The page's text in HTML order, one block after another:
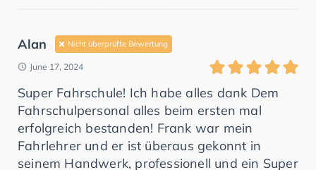
Alan Nicht überprüfte Bewertung
June 17, 2024
Super Fahrschule! Ich habe alles dank Dem
Fahrschulpersonal alles beim ersten mal
erfolgreich bestanden! Frank war mein
Fahrlehrer und er ist überaus gekonnt in
seinem Handwerk, professionell und ein Super